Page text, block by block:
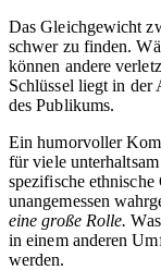
Das Gleichgewicht
schwer zu finden.
können andere
Schlüssel liegt in der
des Publikums.
Ein humorvoller
für viele
spezifische
unangemessen
eine große Rolle.
in einem anderen
werden.